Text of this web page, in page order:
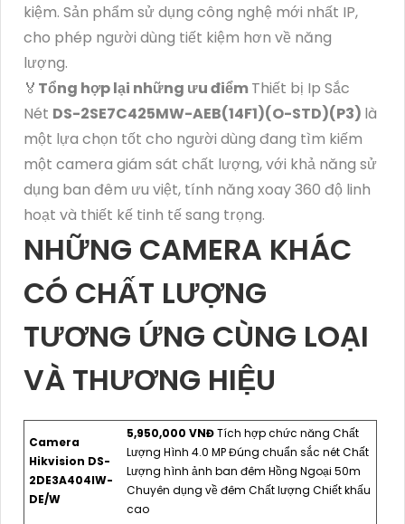
kiệm. Sản phẩm sử dụng công nghệ mới nhất IP,
cho phép người dùng tiết kiệm hơn về năng
lượng.
️🏅 Tổng hợp lại những ưu điểmThiết bị Ip Sắc
Nét DS-2SE7C425MW-AEB(14F1)(O-STD)(P3) là
một lựa chọn tốt cho người dùng đang tìm kiếm
một camera giám sát chất lượng, với khả năng sử
dụng ban đêm ưu việt, tính năng xoay 360 độ linh
hoạt và thiết kế tinh tế sang trọng.
NHỮNG CAMERA KHÁC
CÓ CHẤT LƯỢNG
TƯƠNG ỨNG CÙNG LOẠI
VÀ THƯƠNG HIỆU
Camera
Hikvision DS-
2DE3A404IW-
DE/W
5,950,000 VNĐTích hợp chức năng Chất
Lượng Hình 4.0 MP Đúng chuẩn sắc nét Chất
Lượng hình ảnh ban đêm Hồng Ngoại 50m
Chuyên dụng về đêm Chất lượng Chiết khấu
cao